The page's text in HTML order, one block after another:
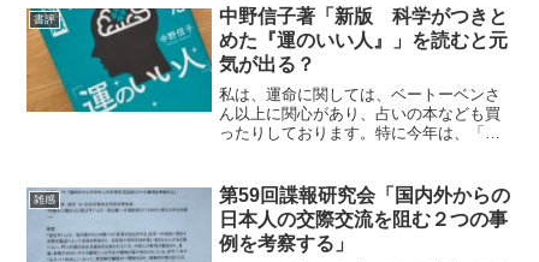
も取り入れる前田多章准教授の講義の進
め方がうまいせい...
書評
中野信子著「新版 科学がつきと
めた『運のいい人』」を読むと元
気が出る？
私は、運命に関しては、ベートーベンさ
ん以上に関心があり、占いの本なども買
ったりしております。特に今年は、「一
を読むと、やはり、私の今年の運勢はど
ん底で、ろくなことが書い...
雑感
第59回諜報研究会「国内外からの
日本人の交際交流を阻む２つの事
例を考察する」